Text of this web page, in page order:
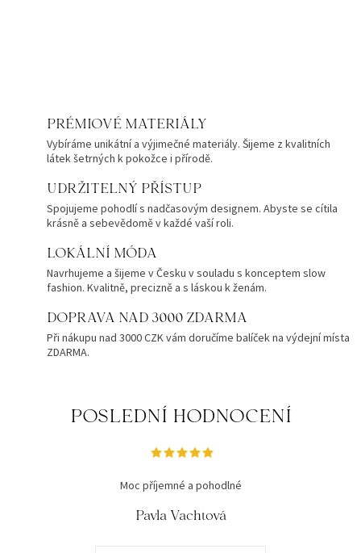
PRÉMIOVÉ MATERIÁLY
Vybíráme unikátní a výjimečné materiály. Šijeme z kvalitních
látek šetrných k pokožce i přírodě.
UDRŽITELNÝ PŘÍSTUP
Spojujeme pohodlí s nadčasovým designem. Abyste se cítila
krásně a sebevědomě v každé vaší roli.
LOKÁLNÍ MÓDA
Navrhujeme a šijeme v Česku v souladu s konceptem slow
fashion. Kvalitně, precizně a s láskou k ženám.
DOPRAVA NAD 3000 ZDARMA
Při nákupu nad 3000 CZK vám doručíme balíček na výdejní místa
ZDARMA.
POSLEDNÍ HODNOCENÍ
Moc příjemné a pohodlné
Pavla Vachtová